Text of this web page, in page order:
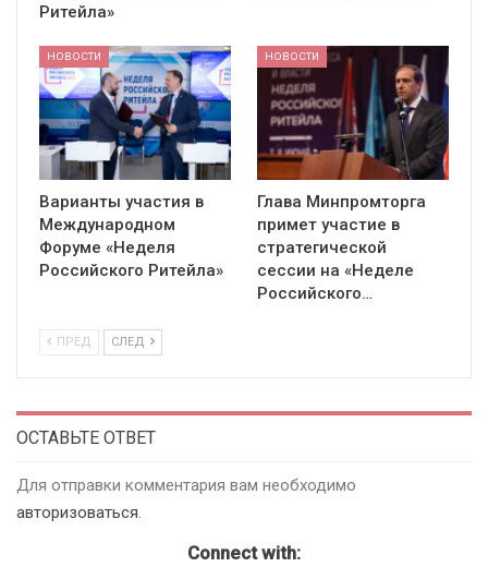
Ритейла»
НОВОСТИ
Варианты участия в
Международном
Форуме «Неделя
Российского Ритейла»
НОВОСТИ
Глава Минпромторга
примет участие в
стратегической
сессии на «Неделе
Российского…
ПРЕД СЛЕД
ОСТАВЬТЕ ОТВЕТ
Для отправки комментария вам необходимо
авторизоваться.
Connect with: